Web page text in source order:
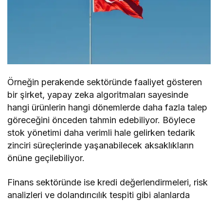
Örneğin perakende sektöründe faaliyet gösteren
bir şirket, yapay zeka algoritmaları sayesinde
hangi ürünlerin hangi dönemlerde daha fazla talep
göreceğini önceden tahmin edebiliyor. Böylece
stok yönetimi daha verimli hale gelirken tedarik
zinciri süreçlerinde yaşanabilecek aksaklıkların
önüne geçilebiliyor.
Finans sektöründe ise kredi değerlendirmeleri, risk
analizleri ve dolandırıcılık tespiti gibi alanlarda